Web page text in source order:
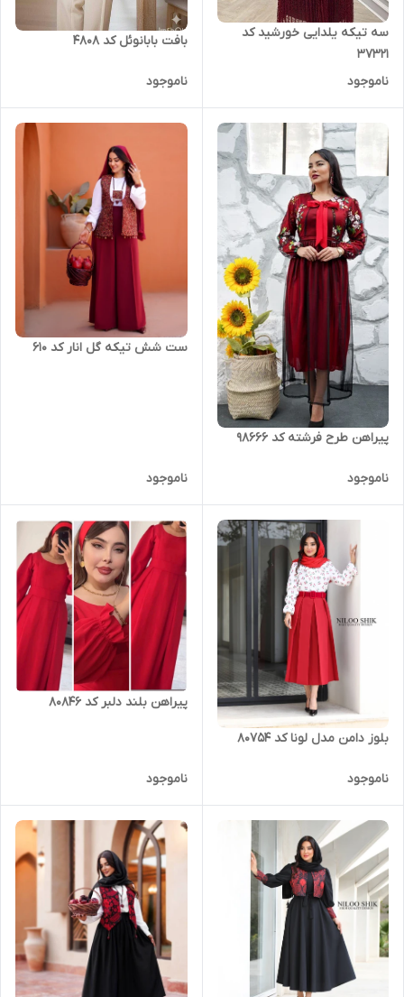
سه تیکه یلدایی خورشید کد
37321
ناموجود
بافت بابانوئل کد 4808
ناموجود
پیراهن طرح فرشته کد 98666
ناموجود
ست شش تیکه گل انار کد 610
ناموجود
بلوز دامن مدل لونا کد 80754
ناموجود
پیراهن بلند دلبر کد 80846
ناموجود